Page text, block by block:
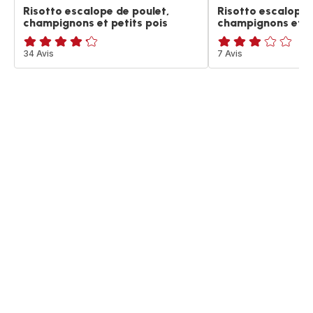
Risotto escalope de poulet,
champignons et petits pois
ratings.4.2
34 Avis
Risotto escalope
champignons et
Avis
3
7 Avis